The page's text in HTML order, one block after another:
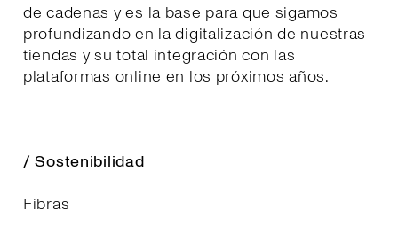
de cadenas y es la base para que sigamos
profundizando en la digitalización de nuestras
tiendas y su total integración con las
plataformas online en los próximos años.
/ Sostenibilidad
Fibras